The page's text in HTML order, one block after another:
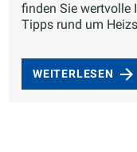
finden Sie wertvolle
Tipps rund um
WEITERLESEN